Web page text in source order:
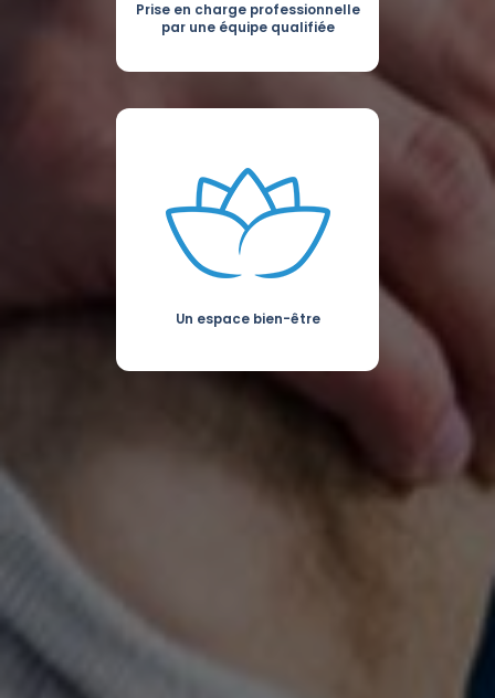
Prise en charge professionnelle
par une équipe qualifiée
Un espace bien-être